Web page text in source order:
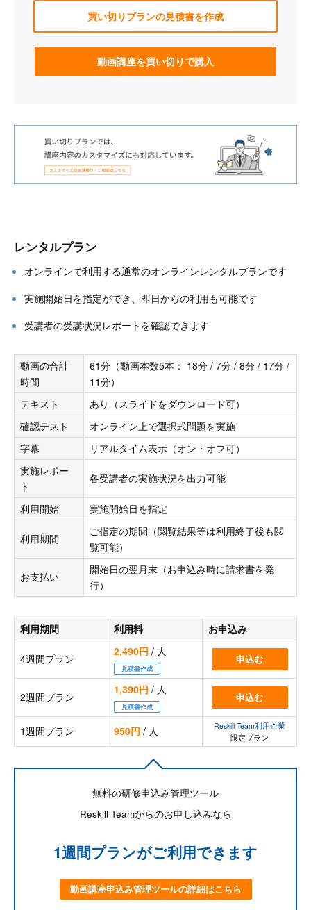
買い切りプランの見積書を作成
動画講座を買い切りで購入
レンタルプラン
オンラインで利用する通常のオンラインレンタルプランです
実施開始日を指定ができ、即日からの利用も可能です
受講者の受講状況レポートを確認できます
動画の合計
時間
61分（動画本数5本： 18分 / 7分 / 8分 / 17分 /
11分）
テキスト
あり（スライドをダウンロード可）
確認テスト
オンライン上で選択式問題を実施
字幕
リアルタイム表示（オン・オフ可）
実施レポー
ト
各受講者の実施状況を出力可能
利用開始 実施開始日を指定
利用期間
ご指定の期間（閲覧結果等は利用終了後も閲
覧可能）
お支払い
開始日の翌月末（お申込み時に請求書を発
行）
利用期間 利用料 お申込み
4週間プラン
2,490円 / 人
見積書作成
申込む
2週間プラン
1,390円 / 人
見積書作成
申込む
1週間プラン 950円 / 人
Reskill Team利用企業
限定プラン
無料の研修申込み管理ツール
Reskill Teamからのお申し込みなら
1週間プランがご利用できます
動画講座申込み管理ツールの詳細はこちら